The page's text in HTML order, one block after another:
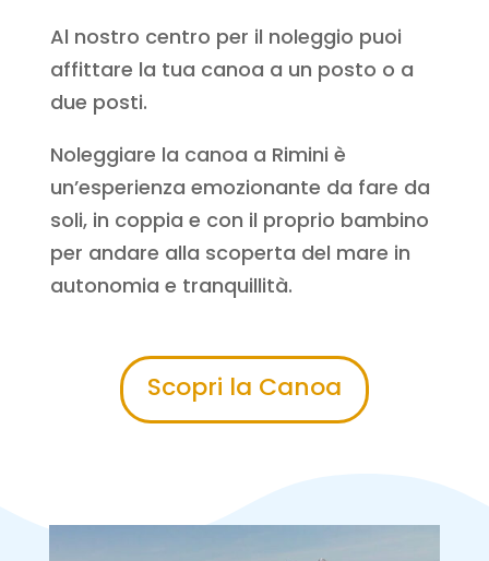
Al nostro centro per il noleggio puoi
affittare la tua canoa a un posto o a
due posti.
Noleggiare la canoa a Rimini è
un’esperienza emozionante da fare da
soli, in coppia e con il proprio bambino
per andare alla scoperta del mare in
autonomia e tranquillità.
Scopri la Canoa